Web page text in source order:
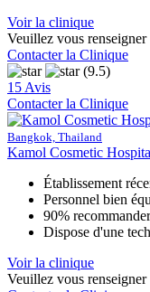
Voir la clinique
Veuillez vous renseigner
Contacter la Clinique
(9.5)
15 Avis
Contacter la Clinique
Bangkok, Thailand
Kamol Cosmetic
Établissement
Personnel bien
90%
Dispose d'une
Voir la clinique
Veuillez vous renseigner